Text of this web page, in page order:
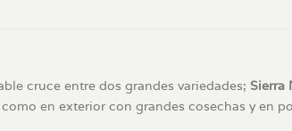
cruce entre dos grandes variedades; Sierra
en exterior con grandes cosechas y en